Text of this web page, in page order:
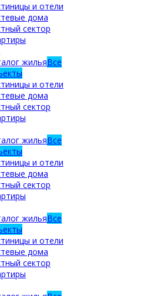
и отели
дома
сектор
жильяВсе
и отели
дома
сектор
жильяВсе
и отели
дома
сектор
жильяВсе
и отели
дома
сектор